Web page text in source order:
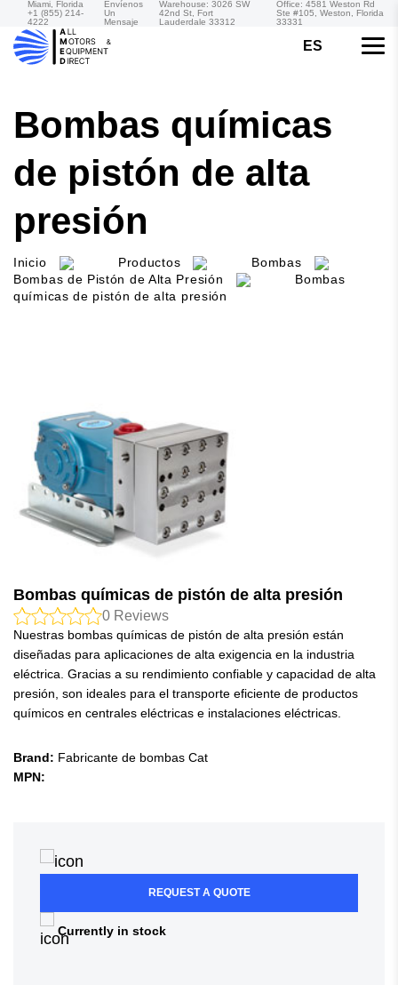
Miami, Florida
+1 (855) 214-
4222
Envíenos
Un
Mensaje
Warehouse: 3026 SW
42nd St, Fort
Lauderdale 33312
Office: 4581 Weston Rd
Ste #105, Weston, Florida
33331
ES
Bombas químicas
de pistón de alta
presión
Inicio Productos
Bombas
Bombas de Pistón de Alta Presión
Bombas
químicas de pistón de alta presión
Bombas químicas de pistón de alta presión
0 Reviews
Nuestras bombas químicas de pistón de alta presión están
diseñadas para aplicaciones de alta exigencia en la industria
eléctrica. Gracias a su rendimiento confiable y capacidad de alta
presión, son ideales para el transporte eficiente de productos
químicos en centrales eléctricas e instalaciones eléctricas.
Brand: Fabricante de bombas Cat
MPN:
REQUEST A QUOTE
Currently in stock